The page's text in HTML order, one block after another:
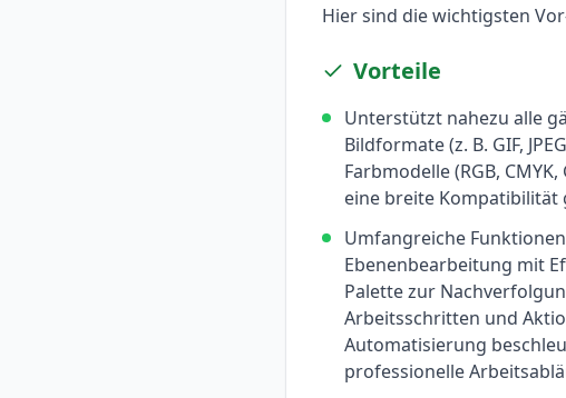
Hier sind die wichtigsten
Vorteile
Unterstützt nahezu alle
Bildformate (z. B. GIF,
Farbmodelle (RGB,
eine breite Kompatibilität
Umfangreiche
Ebenenbearbeitung mit
Palette zur
Arbeitsschritten und
Automatisierung
professionelle